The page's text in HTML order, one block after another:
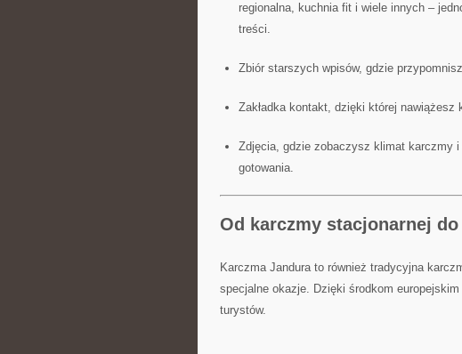
regionalna, kuchnia fit i wiele innych –
treści.
Zbiór starszych wpisów, gdzie
Zakładka kontakt, dzięki której
Zdjęcia, gdzie zobaczysz klimat karczmy
gotowania.
Od karczmy stacjonarnej
Karczma Jandura to również tradycyjna
specjalne okazje. Dzięki środkom
turystów.